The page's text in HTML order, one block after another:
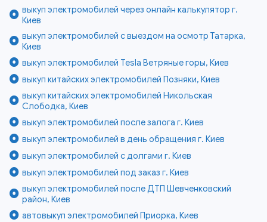
выкуп электромобилей через онлайн калькулятор г.
Киев
выкуп электромобилей с выездом на осмотр Татарка,
Киев
выкуп электромобилей Tesla Ветряные горы, Киев
выкуп китайских электромобилей Позняки, Киев
выкуп китайских электромобилей Никольская
Слободка, Киев
выкуп электромобилей после залога г. Киев
выкуп электромобилей в день обращения г. Киев
выкуп электромобилей с долгами г. Киев
выкуп электромобилей под заказ г. Киев
выкуп электромобилей после ДТП Шевченковский
район, Киев
автовыкуп электромобилей Приорка, Киев